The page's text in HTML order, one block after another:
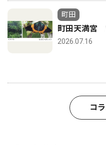
町田
町田天満
2026.07.16
コ